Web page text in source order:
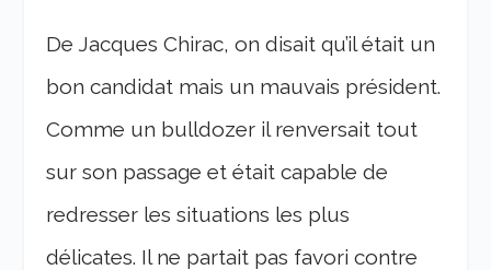
De Jacques Chirac, on disait qu’il était un
bon candidat mais un mauvais président.
Comme un bulldozer il renversait tout
sur son passage et était capable de
redresser les situations les plus
délicates. Il ne partait pas favori contre